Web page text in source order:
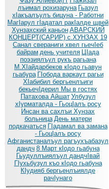
лъимал рохизаруна Гьазул
хIакъалъулъ бицуна - Работни
МагIарул гIадатал ракIалде щвей
Хунзахский каньон АВАРСКИЙ
КОНЦЕРТ(САРИР) с.ХУНЗАХ 19
Санал свераниги хвел гьечIеб
байрам день учителя ЦIада
поэзиялъул рукъ рагьана
М.ХIайдарбеков кIодо гьавун
гьабура ГIобода варкаут рагьи
ХIабибил бергьенлъиги
бекьечIдерил Мы в гостях
Патахова Айшат Улбузул
хIурматалда - ГьоцIалъ росу
Инсан ва сахлъи Хунзах
больница День матери
подкачаться ГIадамал ва замана
- ГьоцIалъ росу
Афганистаналъул рагъухъабазул
дандч 8 Март кIодо гьабуна
Гьудуллъиялъул дандчIвай
ГIухьбузул къо кIодо гьабуна
КIудияб бергьенлъиялде
рачIунаго